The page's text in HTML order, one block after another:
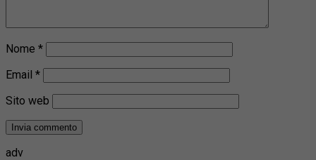
Nome *
Email *
Sito web
adv